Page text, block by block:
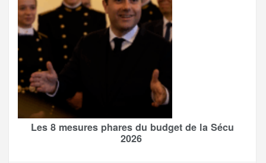
Les 8 mesures phares du budget de la Sécu
2026